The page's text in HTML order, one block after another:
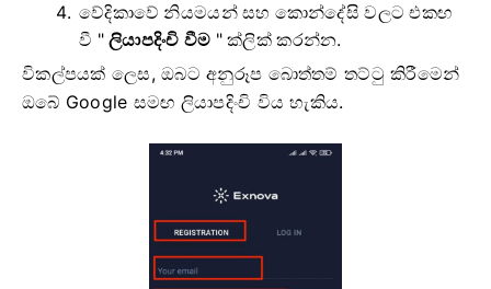
වේදිකාවේ නියමයන් සහ කොන්දේසි වලට එකඟ
වී "ලියාපදිංචි වීම " ක්ලික් කරන්න.
විකල්පයක් ලෙස, ඔබට අනුරූප බොත්තම් තට්ටු කිරීමෙන්
ඔබේ Google සමඟ ලියාපදිංචි විය හැකිය.